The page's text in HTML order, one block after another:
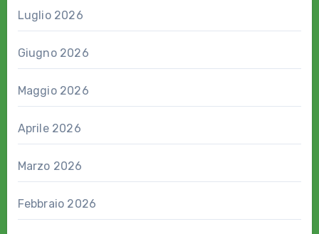
Luglio 2026
Giugno 2026
Maggio 2026
Aprile 2026
Marzo 2026
Febbraio 2026